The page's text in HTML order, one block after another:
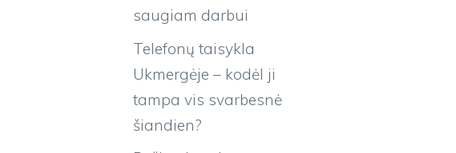
saugiam darbui
Telefonų taisykla
Ukmergėje – kodėl ji
tampa vis svarbesnė
šiandien?